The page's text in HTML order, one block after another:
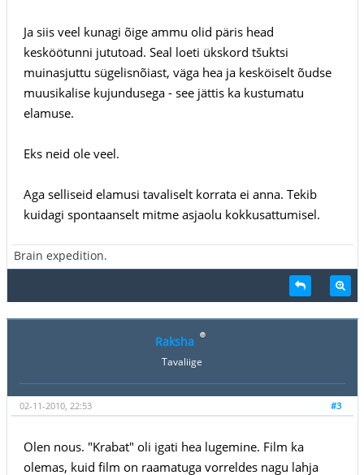
Ja siis veel kunagi õige ammu olid päris head
kesköötunni jututoad. Seal loeti ükskord tšuktsi
muinasjuttu sügelisnõiast, väga hea ja kesköiselt õudse
muusikalise kujundusega - see jättis ka kustumatu
elamuse.
Eks neid ole veel.
Aga selliseid elamusi tavaliselt korrata ei anna. Tekib
kuidagi spontaanselt mitme asjaolu kokkusattumisel.
Brain expedition.
Raksha
Tavaliige
#3
02-11-2010, 22:53
Olen nous. "Krabat" oli igati hea lugemine. Film ka
olemas, kuid film on raamatuga vorreldes nagu lahja